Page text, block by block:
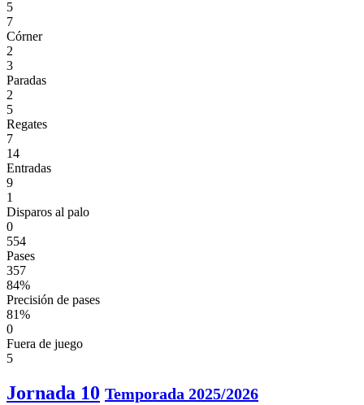
5
7
Córner
2
3
Paradas
2
5
Regates
7
14
Entradas
9
1
Disparos al palo
0
554
Pases
357
84%
Precisión de pases
81%
0
Fuera de juego
5
Jornada 10 Temporada 2025/2026